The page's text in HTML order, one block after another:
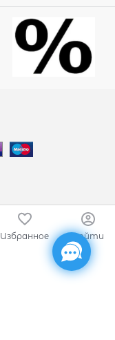
Избранное Войти